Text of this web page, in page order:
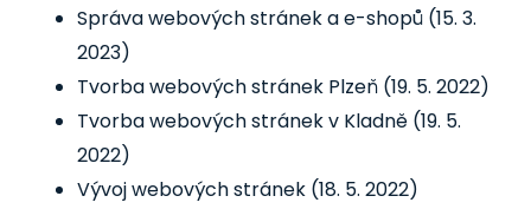
Správa webových stránek a e-shopů (15. 3.
2023)
Tvorba webových stránek Plzeň (19. 5. 2022)
Tvorba webových stránek v Kladně (19. 5.
2022)
Vývoj webových stránek (18. 5. 2022)